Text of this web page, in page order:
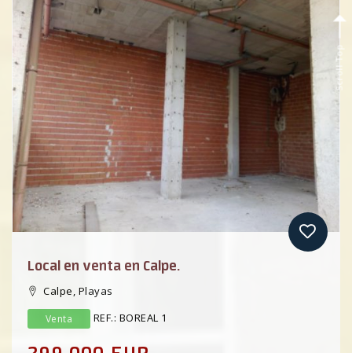
Local en venta en Calpe.
Calpe, Playas
Venta REF.: BOREAL 1
Scroll Top